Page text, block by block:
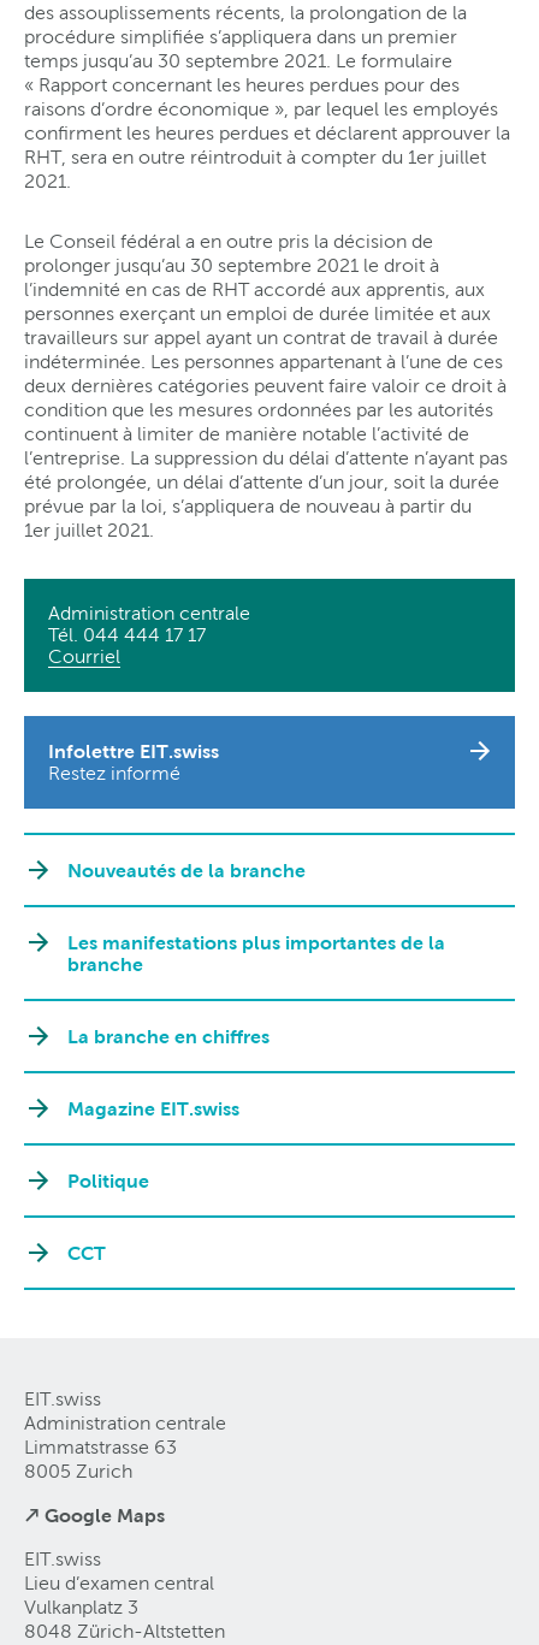
des assouplissements récents, la prolongation de la
procédure simplifiée s’appliquera dans un premier
temps jusqu’au 30 septembre 2021. Le formulaire
« Rapport concernant les heures perdues pour des
raisons d’ordre économique », par lequel les employés
confirment les heures perdues et déclarent approuver la
RHT, sera en outre réintroduit à compter du 1er juillet
2021.
Le Conseil fédéral a en outre pris la décision de
prolonger jusqu’au 30 septembre 2021 le droit à
l’indemnité en cas de RHT accordé aux apprentis, aux
personnes exerçant un emploi de durée limitée et aux
travailleurs sur appel ayant un contrat de travail à durée
indéterminée. Les personnes appartenant à l’une de ces
deux dernières catégories peuvent faire valoir ce droit à
condition que les mesures ordonnées par les autorités
continuent à limiter de manière notable l’activité de
l’entreprise. La suppression du délai d’attente n’ayant pas
été prolongée, un délai d’attente d’un jour, soit la durée
prévue par la loi, s’appliquera de nouveau à partir du
1er juillet 2021.
Administration centrale
Tél. 044 444 17 17
Courriel
Infolettre EIT.swiss
Restez informé
Nouveautés de la branche
Les manifestations plus importantes de la
branche
La branche en chiffres
Magazine EIT.swiss
Politique
CCT
EIT.swiss
Administration centrale
Limmatstrasse 63
8005 Zurich
↗ Google Maps
EIT.swiss
Lieu d’examen central
Vulkanplatz 3
8048 Zürich-Altstetten